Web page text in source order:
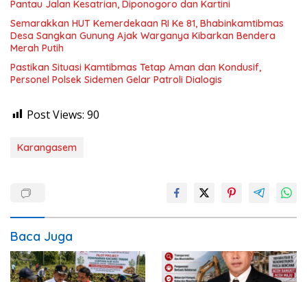
Pantau Jalan Kesatrian, Diponogoro dan Kartini
Semarakkan HUT Kemerdekaan RI Ke 81, Bhabinkamtibmas
Desa Sangkan Gunung Ajak Warganya Kibarkan Bendera
Merah Putih
Pastikan Situasi Kamtibmas Tetap Aman dan Kondusif,
Personel Polsek Sidemen Gelar Patroli Dialogis
Post Views: 90
Karangasem
Baca Juga